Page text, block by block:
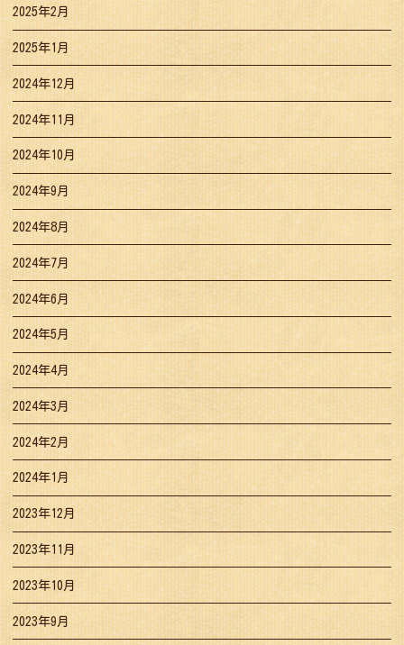
2025年2月
2025年1月
2024年12月
2024年11月
2024年10月
2024年9月
2024年8月
2024年7月
2024年6月
2024年5月
2024年4月
2024年3月
2024年2月
2024年1月
2023年12月
2023年11月
2023年10月
2023年9月